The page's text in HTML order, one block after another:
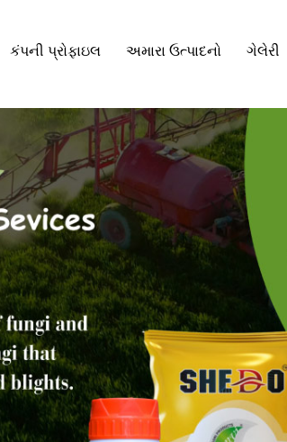
કંપની પ્રોફાઇલ અમારા ઉત્પાદનો ગેલેરી